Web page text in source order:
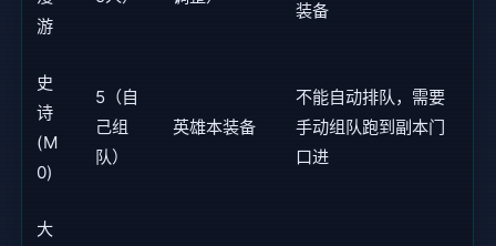
游
装备
史
诗
(M
0)
5（自
己组
队）
英雄本装备
不能自动排队，需要
手动组队跑到副本门
口进
大